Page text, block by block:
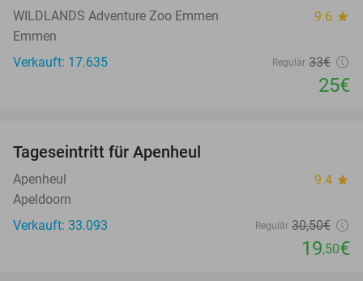
WILDLANDS Adventure Zoo Emmen 9.6 star
Emmen
Verkauft: 17.635
Regulär 33€
25€
Tageseintritt für Apenheul
Apenheul 9.4 star
Apeldoorn
Verkauft: 33.093
Regulär 30,50€
19,50€